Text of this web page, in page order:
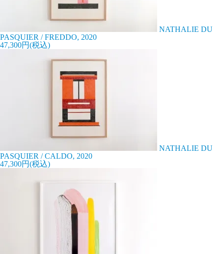
NATHALIE DU
PASQUIER / FREDDO, 2020
47,300円(税込)
NATHALIE DU
PASQUIER / CALDO, 2020
47,300円(税込)